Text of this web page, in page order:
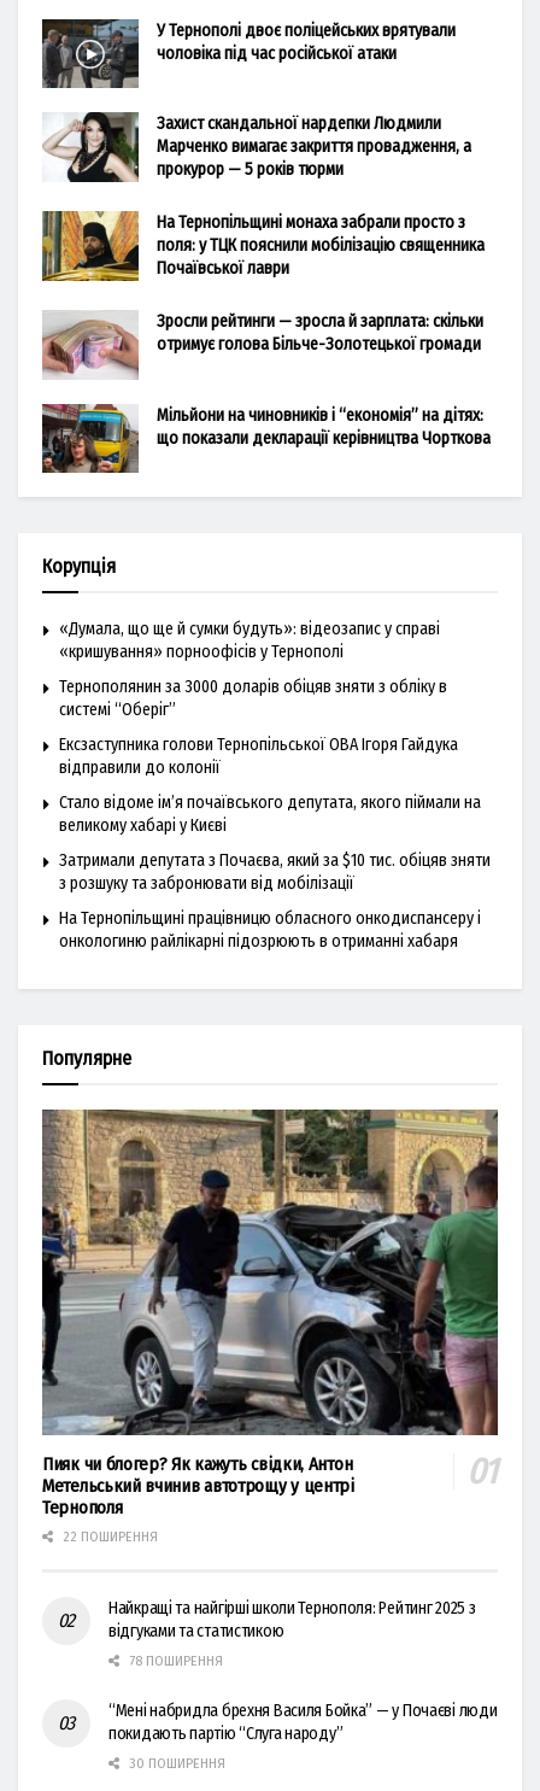
У Тернополі двоє поліцейських врятували
чоловіка під час російської атаки
Захист скандальної нардепки Людмили
Марченко вимагає закриття провадження, а
прокурор — 5 років тюрми
На Тернопільщині монаха забрали просто з
поля: у ТЦК пояснили мобілізацію священника
Почаївської лаври
Зросли рейтинги — зросла й зарплата: скільки
отримує голова Більче-Золотецької громади
Мільйони на чиновників і “економія” на дітях:
що показали декларації керівництва Чорткова
Корупція
«Думала, що ще й сумки будуть»: відеозапис у справі
«кришування» порноофісів у Тернополі
Тернополянин за 3000 доларів обіцяв зняти з обліку в
системі “Оберіг”
Ексзаступника голови Тернопільської ОВА Ігоря Гайдука
відправили до колонії
Стало відоме ім’я почаївського депутата, якого піймали на
великому хабарі у Києві
Затримали депутата з Почаєва, який за $10 тис. обіцяв зняти
з розшуку та забронювати від мобілізації
На Тернопільщині працівницю обласного онкодиспансеру і
онкологиню райлікарні підозрюють в отриманні хабаря
Популярне
Пияк чи блогер? Як кажуть свідки, Антон
Метельський вчинив автотрощу у центрі
Тернополя
22 ПОШИРЕННЯ
Найкращі та найгірші школи Тернополя: Рейтинг 2025 з
відгуками та статистикою
78 ПОШИРЕННЯ
“Мені набридла брехня Василя Бойка” — у Почаєві люди
покидають партію “Слуга народу”
30 ПОШИРЕННЯ